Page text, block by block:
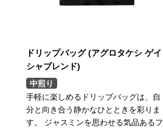
ドリップバッグ (アグロタケシ ゲイ
シャブレンド)
中煎り
手軽に楽しめるドリップバッグは、自
分と向き合う静かなひとときを彩りま
す。 ジャスミンを思わせる気品あるフ